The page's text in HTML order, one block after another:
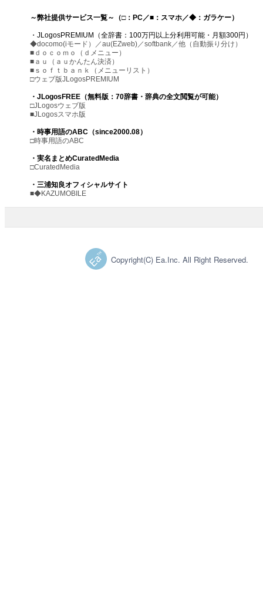
～弊社提供サービス一覧～（□：PC／■：スマホ／◆：ガラケー）
・JLogosPREMIUM（全辞書：100万円以上分利用可能・月額300円）
◆docomo(iモード）／au(EZweb)／softbank／他（自動振り分け）
■ｄｏｃｏｍｏ（ｄメニュー）
■ａｕ（ａｕかんたん決済）
■ｓｏｆｔｂａｎｋ（メニューリスト）
□ウェブ版JLogosPREMIUM
・JLogosFREE（無料版：70辞書・辞典の全文閲覧が可能）
□JLogosウェブ版
■JLogosスマホ版
・時事用語のABC（since2000.08）
□時事用語のABC
・実名まとめCuratedMedia
□CuratedMedia
・三浦知良オフィシャルサイト
■◆KAZUMOBILE
Copyright(C) Ea.Inc. All Right Reserved.